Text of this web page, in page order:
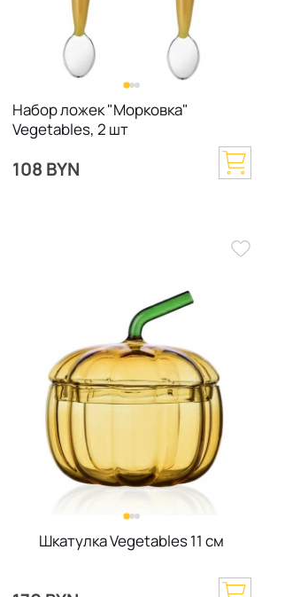
Набор ложек "Морковка"
Vegetables, 2 шт
108 BYN
Шкатулка Vegetables 11 см